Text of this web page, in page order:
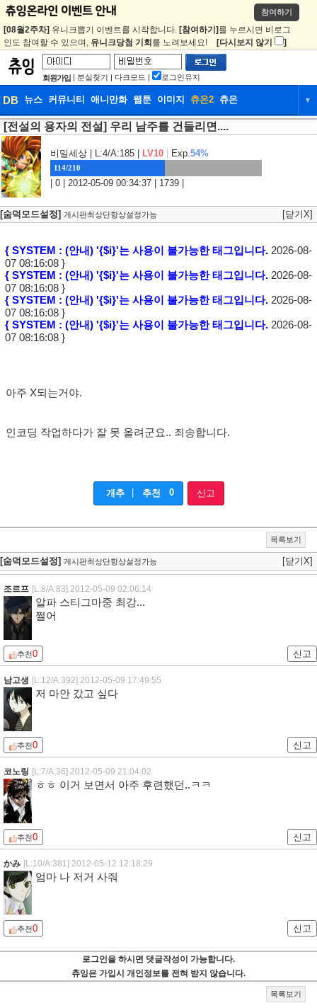
참여하기
[08월2주차] 유니크뽑기 이벤트를 시작합니다. [참여하기] 를 누르시면 비로그
인도 참여할 수 있으며, 유니크당첨 기회 를 노려보세요! [다시보지 않기 ]
회원가입 | 분실찾기 | 다크모드 | 로그인유지
DB 뉴스 커뮤니티 애니만화 웹툰 이미지 츄온2 츄온 ▼
DB 뉴스 커뮤니티
웹툰 이미지 츄온2
[전설의 용자의 전설] 우리 남주를 건들리면....
비밀세상 | L:4/A:185 | LV10 Exp.54%
114/210
| 0 | 2012-05-09 00:34:37 | 1739 |
[숨덕모드설정] 게시판최상단항상설정가능 [닫기X]
{ SYSTEM : (안내) '{$i}'는 사용이 불가능한 태그입니다.2026-08-
07 08:16:08 }
{ SYSTEM : (안내) '{$i}'는 사용이 불가능한 태그입니다.2026-08-
07 08:16:08 }
{ SYSTEM : (안내) '{$i}'는 사용이 불가능한 태그입니다.2026-08-
07 08:16:08 }
{ SYSTEM : (안내) '{$i}'는 사용이 불가능한 태그입니다.2026-08-
07 08:16:08 }
아주 X되는거야.
인코딩 작업하다가 잘 못 올려군요.. 죄송합니다.
개추 추천 0 신고
목록보기
[숨덕모드설정] 게시판최상단항상설정가능 [닫기X]
조르프 [L:8/A:83] 2012-05-09 02:06:14
알파 스티그마중 최강...
쩔어
추천0 신고
남고생 [L:12/A:392] 2012-05-09 17:49:55
저 마안 갔고 싶다
추천0 신고
코노링 [L:7/A:36] 2012-05-09 21:04:02
ㅎㅎ 이거 보면서 아주 후련했던..ㅋㅋ
추천0 신고
かみ [L:10/A:381] 2012-05-12 12:18:29
엄마 나 저거 사줘
추천0 신고
로그인을 하시면 댓글작성이 가능합니다.
츄잉은 가입시 개인정보를 전혀 받지 않습니다.
목록보기